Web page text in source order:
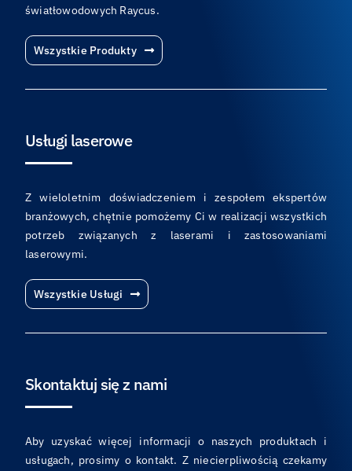
światłowodowych Raycus.
Wszystkie Produkty
Usługi laserowe
Z wieloletnim doświadczeniem i zespołem ekspertów
branżowych, chętnie pomożemy Ci w realizacji wszystkich
potrzeb związanych z laserami i zastosowaniami
laserowymi.
Wszystkie Usługi
Skontaktuj się z nami
Aby uzyskać więcej informacji o naszych produktach i
usługach, prosimy o kontakt. Z niecierpliwością czekamy